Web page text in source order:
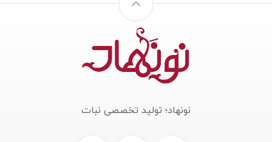
نونهاد؛ تولید تخصصی نبات